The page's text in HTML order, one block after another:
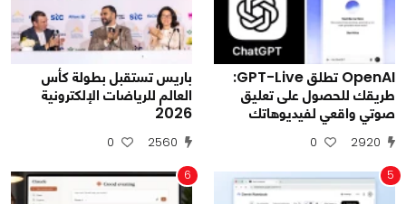
OpenAI تطلق GPT-Live:
طريقك للحصول على تعليق
صوتي واقعي لفيديوهاتك
2920
0
باريس تستقبل بطولة كأس
العالم للرياضات الإلكترونية
2026
2560
0
5
6